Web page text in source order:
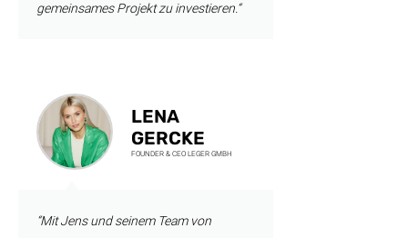
gemeinsames Projekt zu investieren.“
“Mit Jens und seinem Team von
LENA
GERCKE
FOUNDER & CEO LEGER GMBH